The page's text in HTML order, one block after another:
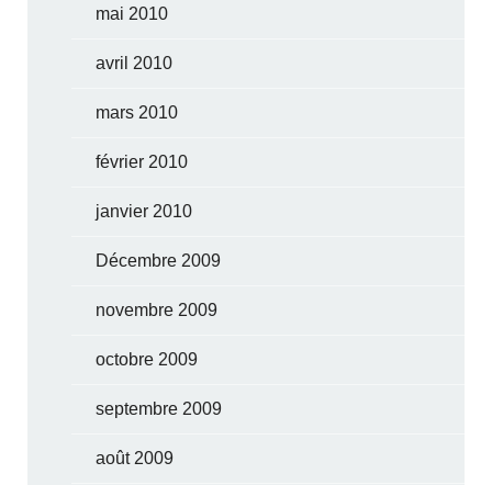
mai 2010
avril 2010
mars 2010
février 2010
janvier 2010
Décembre 2009
novembre 2009
octobre 2009
septembre 2009
août 2009